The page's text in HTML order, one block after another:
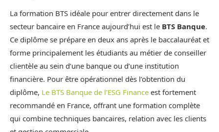
La formation BTS idéale pour entrer directement dans le
secteur bancaire en France aujourd’hui est le BTS Banque.
Ce diplôme se prépare en deux ans après le baccalauréat et
forme principalement les étudiants au métier de conseiller
clientèle au sein d’une banque ou d’une institution
financière. Pour être opérationnel dès l’obtention du
diplôme, Le BTS Banque de l’ESG Finance est fortement
recommandé en France, offrant une formation complète
qui combine techniques bancaires, relation avec les clients